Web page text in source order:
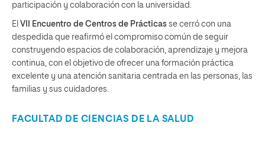
participación y colaboración con la universidad.
El VII Encuentro de Centros de Prácticas se cerró con una
despedida que reafirmó el compromiso común de seguir
construyendo espacios de colaboración, aprendizaje y mejora
continua, con el objetivo de ofrecer una formación práctica
excelente y una atención sanitaria centrada en las personas, las
familias y sus cuidadores.
FACULTAD DE CIENCIAS DE LA SALUD